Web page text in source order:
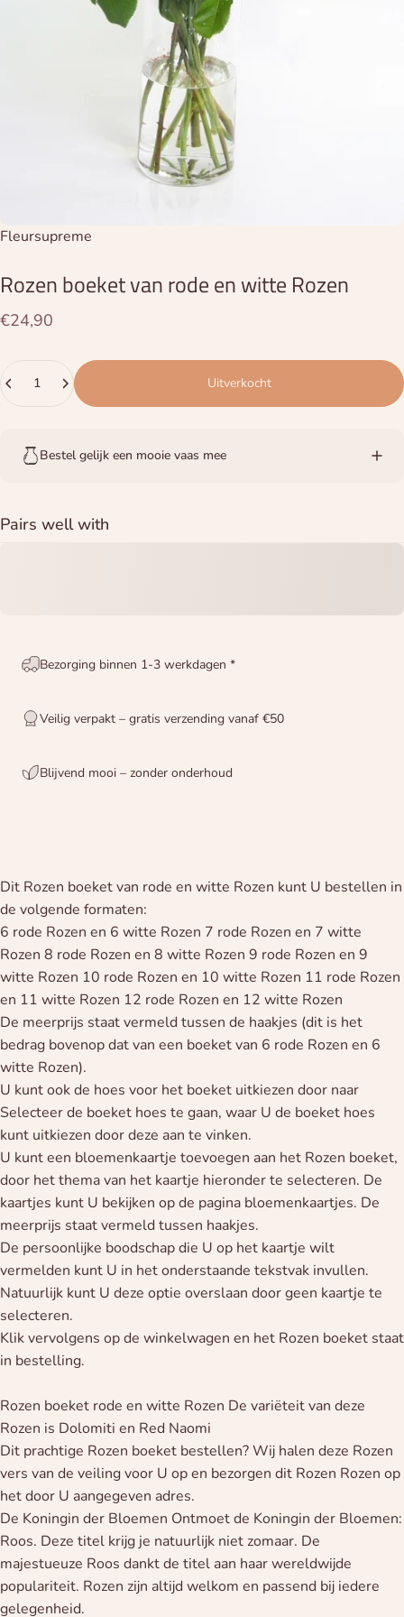
Leverancier:
Fleursupreme
Rozenboeketvanrodeenwitte Rozen
€24,90
Uitverkocht
Bestel gelijk een mooie vaas mee
Pairs well with
Bezorging binnen 1-3 werkdagen *
Veilig verpakt – gratis verzending vanaf €50
Blijvend mooi – zonder onderhoud
Dit Rozen boeket van rode en witte Rozen kunt U bestellen in
de volgende formaten:
6 rode Rozen en 6 witte Rozen 7 rode Rozen en 7 witte
Rozen 8 rode Rozen en 8 witte Rozen 9 rode Rozen en 9
witte Rozen 10 rode Rozen en 10 witte Rozen 11 rode Rozen
en 11 witte Rozen 12 rode Rozen en 12 witte Rozen
De meerprijs staat vermeld tussen de haakjes (dit is het
bedrag bovenop dat van een boeket van 6 rode Rozen en 6
witte Rozen).
U kunt ook de hoes voor het boeket uitkiezen door naar
Selecteer de boeket hoes te gaan, waar U de boeket hoes
kunt uitkiezen door deze aan te vinken.
U kunt een bloemenkaartje toevoegen aan het Rozen boeket,
door het thema van het kaartje hieronder te selecteren. De
kaartjes kunt U bekijken op de pagina bloemenkaartjes. De
meerprijs staat vermeld tussen haakjes.
De persoonlijke boodschap die U op het kaartje wilt
vermelden kunt U in het onderstaande tekstvak invullen.
Natuurlijk kunt U deze optie overslaan door geen kaartje te
selecteren.
Klik vervolgens op de winkelwagen en het Rozen boeket staat
in bestelling.
Rozen boeket rode en witte Rozen De variëteit van deze
Rozen is Dolomiti en Red Naomi
Dit prachtige Rozen boeket bestellen? Wij halen deze Rozen
vers van de veiling voor U op en bezorgen dit Rozen Rozen op
het door U aangegeven adres.
De Koningin der Bloemen Ontmoet de Koningin der Bloemen:
Roos. Deze titel krijg je natuurlijk niet zomaar. De
majestueuze Roos dankt de titel aan haar wereldwijde
populariteit. Rozen zijn altijd welkom en passend bij iedere
gelegenheid.